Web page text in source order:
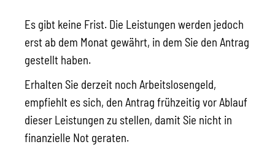
Es gibt keine Frist. Die Leistungen werden jedoch
erst ab dem Monat gewährt, in dem Sie den Antrag
gestellt haben.
Erhalten Sie derzeit noch Arbeitslosengeld,
empfiehlt es sich, den Antrag frühzeitig vor Ablauf
dieser Leistungen zu stellen, damit Sie nicht in
finanzielle Not geraten.